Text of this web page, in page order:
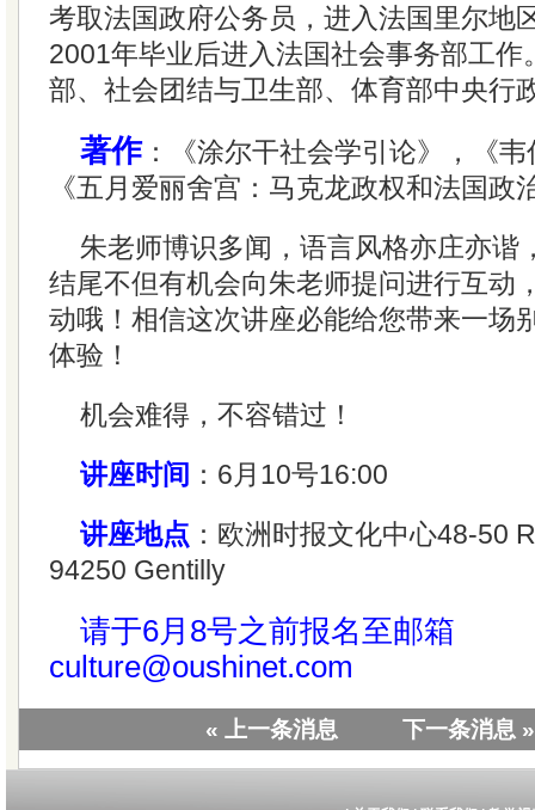
考取法国政府公务员，进入法国里尔地
2001年毕业后进入法国社会事务部工作
部、社会团结与卫生部、体育部中央行
著作：《涂尔干社会学引论》，《
《五月爱丽舍宫：马克龙政权和法国政
朱老师博识多闻，语言风格亦庄亦谐
结尾不但有机会向朱老师提问进行互动
动哦！相信这次讲座必能给您带来一场
体验！
机会难得，不容错过！
讲座时间 ：6月10号16:00
讲座地点 ：欧洲时报文化中心48-50
94250 Gentilly
请于6月8号之前报名至邮箱
culture@oushinet.com
« 上一条消息 下一条消息 »